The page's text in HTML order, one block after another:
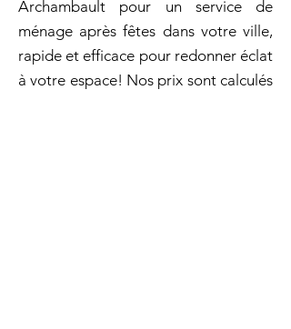
Archambault pour un service de
ménage après fêtes dans votre ville,
rapide et efficace pour redonner éclat
à votre espace! Nos prix sont calculés